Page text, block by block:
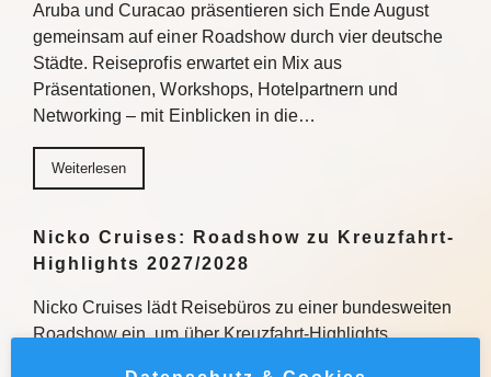
Aruba und Curacao präsentieren sich Ende August
gemeinsam auf einer Roadshow durch vier deutsche
Städte. Reiseprofis erwartet ein Mix aus
Präsentationen, Workshops, Hotelpartnern und
Networking – mit Einblicken in die…
Weiterlesen
Nicko Cruises: Roadshow zu Kreuzfahrt-
Highlights 2027/2028
Nicko Cruises lädt Reisebüros zu einer bundesweiten
Roadshow ein, um über Kreuzfahrt-Highlights